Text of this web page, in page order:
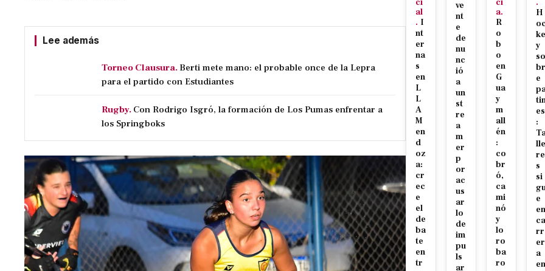
Lee además
Torneo Clausura. Berti mete mano: el probable once de la Lepra
para el partido con Estudiantes
Rugby. Con Rodrigo Isgró, la formación de Los Pumas enfrentar a
los Springboks
ci
al
. I
nt
er
na
s
en
L
L
A
M
en
d
oz
a:
cr
ec
e
el
de
ba
te
en
tr
ve
nt
e
de
nu
nc
ió
a
un
st
re
a
m
er
p
or
ac
us
ar
lo
de
im
pu
ls
ar
ci
a.
R
o
b
o
en
G
ua
y
m
all
én
:
co
br
ó,
ca
mi
nó
y
lo
ro
ba
ro
.
H
ke
y
so
br
e
es
:
lle
re
s
si
e
en
ca
rr
er
a
en